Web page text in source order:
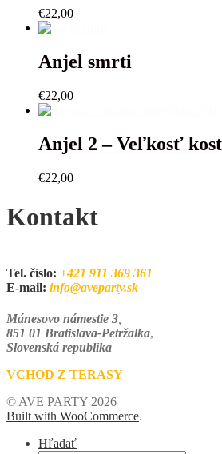
€22,00
Anjel smrti
€22,00
Anjel 2 – Veľkosť
€22,00
Kontakt
Tel. číslo: +421 911 369 361
E-mail: info@aveparty.sk
Mánesovo námestie 3
851 01 Bratislava-Petržalka,
Slovenská republika
VCHOD Z TERASY
© AVE PARTY 2026
Built with WooCommerce.
Hľadať